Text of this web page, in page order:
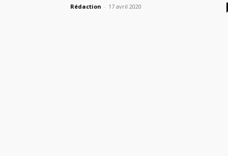
Rédaction - 17 avril 2020